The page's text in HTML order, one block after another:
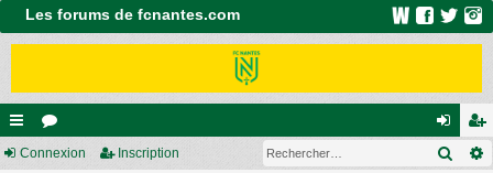
Les forums de fcnantes.com
ac or on ns
Connexion Inscription